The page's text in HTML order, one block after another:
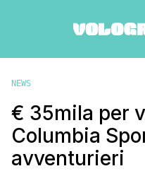
NEWS
€ 35mila per
Columbia
avventurieri